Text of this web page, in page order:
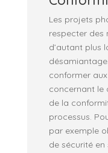
Les projets
respecter des
d’autant plus
conformer
concernant le
de la
processus.
par exemple
de sécurité